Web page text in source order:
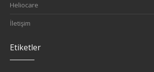
Heliocare
İletişim
Etiketler